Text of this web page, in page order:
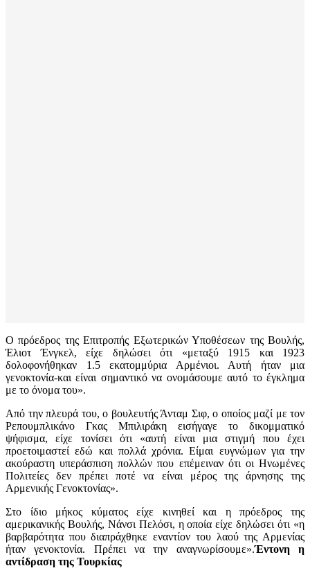
Ο πρόεδρος της Επιτροπής Εξωτερικών Υποθέσεων της Βουλής,
Έλιοτ Ένγκελ, είχε δηλώσει ότι «μεταξύ 1915 και 1923
δολοφονήθηκαν 1.5 εκατομμύρια Αρμένιοι. Αυτή ήταν μια
γενοκτονία-και είναι σημαντικό να ονομάσουμε αυτό το έγκλημα
με το όνομα του».
Από την πλευρά του, ο βουλευτής Άνταμ Σιφ, ο οποίος μαζί με τον
Ρεπουμπλικάνο Γκας Μπιλιράκη εισήγαγε το δικομματικό
ψήφισμα, είχε τονίσει ότι «αυτή είναι μια στιγμή που έχει
προετοιμαστεί εδώ και πολλά χρόνια. Είμαι ευγνώμων για την
ακούραστη υπεράσπιση πολλών που επέμειναν ότι οι Ηνωμένες
Πολιτείες δεν πρέπει ποτέ να είναι μέρος της άρνησης της
Αρμενικής Γενοκτονίας».
Στο ίδιο μήκος κύματος είχε κινηθεί και η πρόεδρος της
αμερικανικής Βουλής, Νάνσι Πελόσι, η οποία είχε δηλώσει ότι «η
βαρβαρότητα που διαπράχθηκε εναντίον του λαού της Αρμενίας
ήταν γενοκτονία. Πρέπει να την αναγνωρίσουμε».Έντονη η
αντίδραση της Τουρκίας